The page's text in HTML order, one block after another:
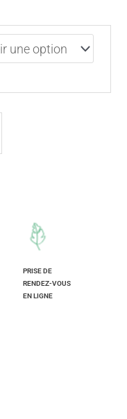
PRISE DE
RENDEZ-VOUS
EN LIGNE